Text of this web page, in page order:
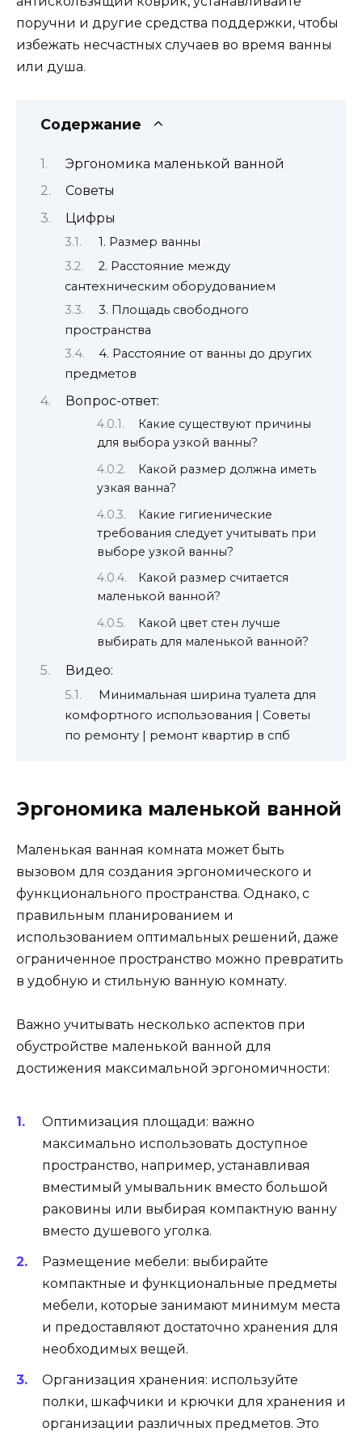
поручни и другие средства поддержки, чтобы
избежать несчастных случаев во время ванны
или душа.
Содержание
Эргономика маленькой ванной
Советы
Цифры
1. Размер ванны
2. Расстояние между
сантехническим оборудованием
3. Площадь свободного
пространства
4. Расстояние от ванны до других
предметов
Вопрос-ответ:
Какие существуют причины
для выбора узкой ванны?
Какой размер должна иметь
узкая ванна?
Какие гигиенические
требования следует учитывать при
выборе узкой ванны?
Какой размер считается
маленькой ванной?
Какой цвет стен лучше
выбирать для маленькой ванной?
Видео:
Минимальная ширина туалета для
комфортного использования | Советы
по ремонту | ремонт квартир в спб
Эргономика маленькой ванной
Маленькая ванная комната может быть
вызовом для создания эргономического и
функционального пространства. Однако, с
правильным планированием и
использованием оптимальных решений, даже
ограниченное пространство можно превратить
в удобную и стильную ванную комнату.
Важно учитывать несколько аспектов при
обустройстве маленькой ванной для
достижения максимальной эргономичности:
Оптимизация площади: важно
максимально использовать доступное
пространство, например, устанавливая
вместимый умывальник вместо большой
раковины или выбирая компактную ванну
вместо душевого уголка.
Размещение мебели: выбирайте
компактные и функциональные предметы
мебели, которые занимают минимум места
и предоставляют достаточно хранения для
необходимых вещей.
Организация хранения: используйте
полки, шкафчики и крючки для хранения и
организации различных предметов. Это